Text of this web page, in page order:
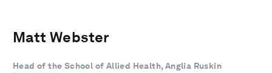
Matt Webster
Head of the School of Allied Health, Anglia Ruskin